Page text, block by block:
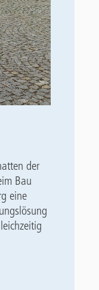
der
Bau
eine